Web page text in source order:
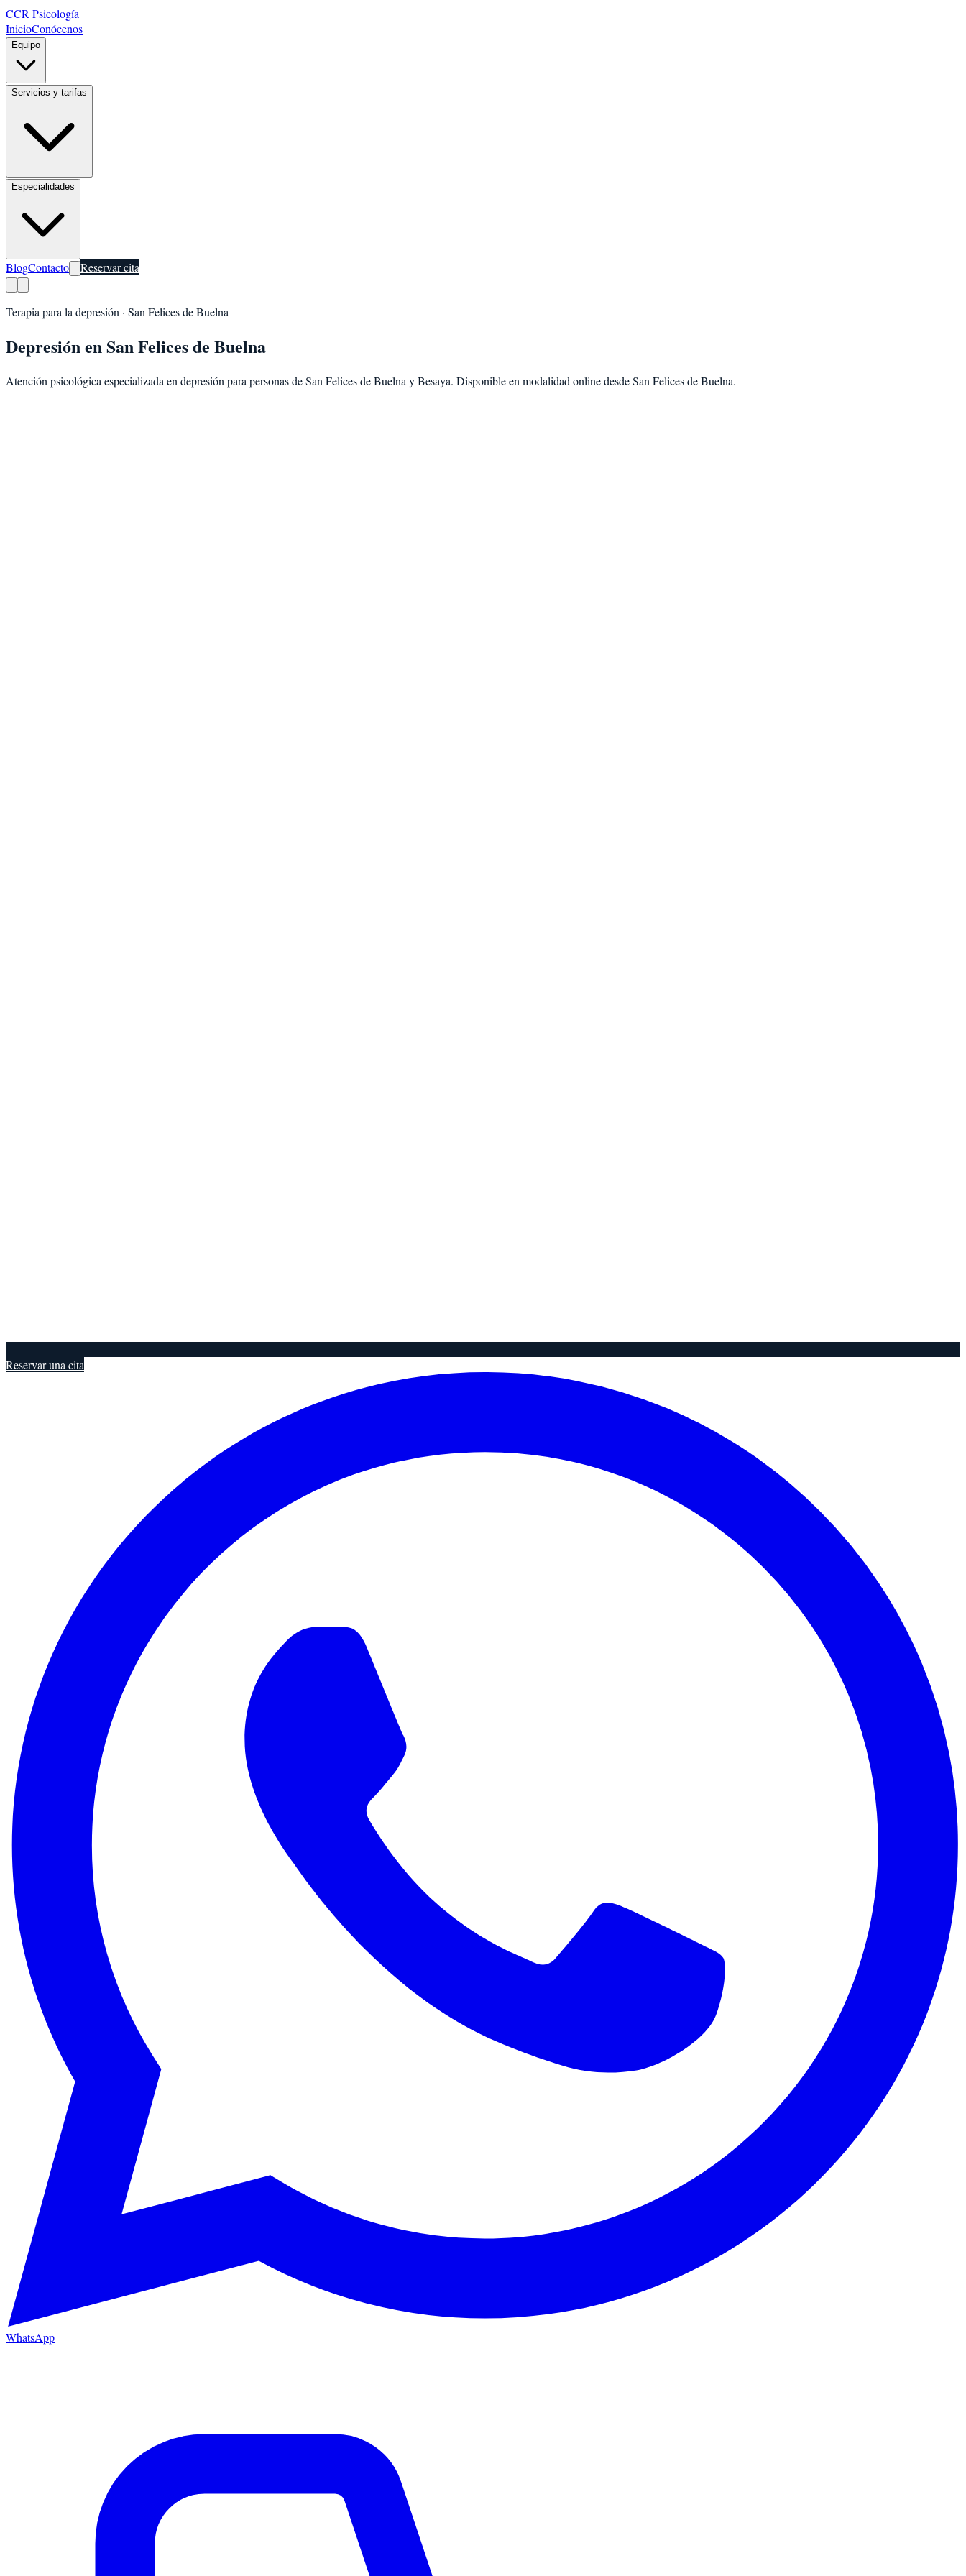
CCR Psicología
InicioConócenos
Equipo
Servicios y tarifas
Especialidades
BlogContacto Reservar cita
Terapia para la depresión · San Felices de Buelna
DepresiónenSan Felices de Buelna
Atención psicológica especializada en depresión para personas deSan Felices de Buelna yBesaya. Disponible en modalidad online desde San Felices de Buelna.
Reservar una cita
WhatsApp